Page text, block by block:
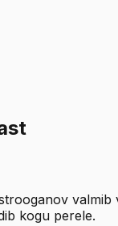
kogu perele.